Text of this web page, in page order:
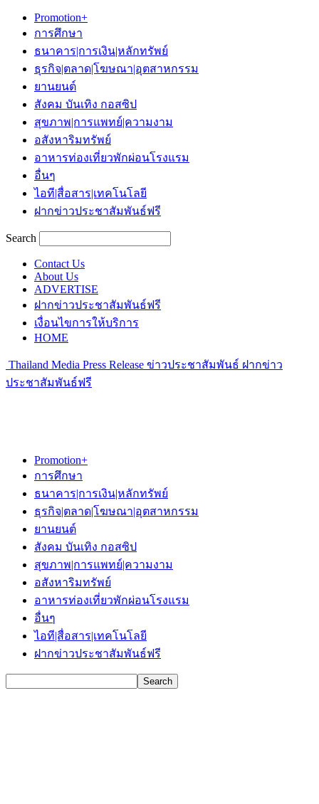
Promotion+
การศึกษา
ธนาคาร|การเงิน|หลักทรัพย์
ธุรกิจ|ตลาด|โฆษณา|อุตสาหกรรม
ยานยนต์
สังคม บันเทิง กอสซิป
สุขภาพ|การแพทย์|ความงาม
อสังหาริมทรัพย์
อาหารท่องเที่ยวพักผ่อนโรงแรม
อื่นๆ
ไอที|สื่อสาร|เทคโนโลยี
ฝากข่าวประชาสัมพันธ์ฟรี
Search
Contact Us
About Us
ADVERTISE
ฝากข่าวประชาสัมพันธ์ฟรี
เงื่อนไขการให้บริการ
HOME
Thailand Media Press Release ข่าวประชาสัมพันธ์ ฝากข่าว
ประชาสัมพันธ์ฟรี
Promotion+
การศึกษา
ธนาคาร|การเงิน|หลักทรัพย์
ธุรกิจ|ตลาด|โฆษณา|อุตสาหกรรม
ยานยนต์
สังคม บันเทิง กอสซิป
สุขภาพ|การแพทย์|ความงาม
อสังหาริมทรัพย์
อาหารท่องเที่ยวพักผ่อนโรงแรม
อื่นๆ
ไอที|สื่อสาร|เทคโนโลยี
ฝากข่าวประชาสัมพันธ์ฟรี